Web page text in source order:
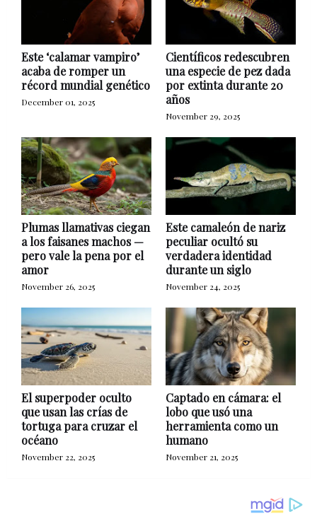
Este ‘calamar vampiro’
acaba de romper un
récord mundial genético
December 01, 2025
Científicos redescubren
una especie de pez dada
por extinta durante 20
años
November 29, 2025
Plumas llamativas ciegan
a los faisanes machos —
pero vale la pena por el
amor
November 26, 2025
Este camaleón de nariz
peculiar ocultó su
verdadera identidad
durante un siglo
November 24, 2025
El superpoder oculto
que usan las crías de
tortuga para cruzar el
océano
November 22, 2025
Captado en cámara: el
lobo que usó una
herramienta como un
humano
November 21, 2025